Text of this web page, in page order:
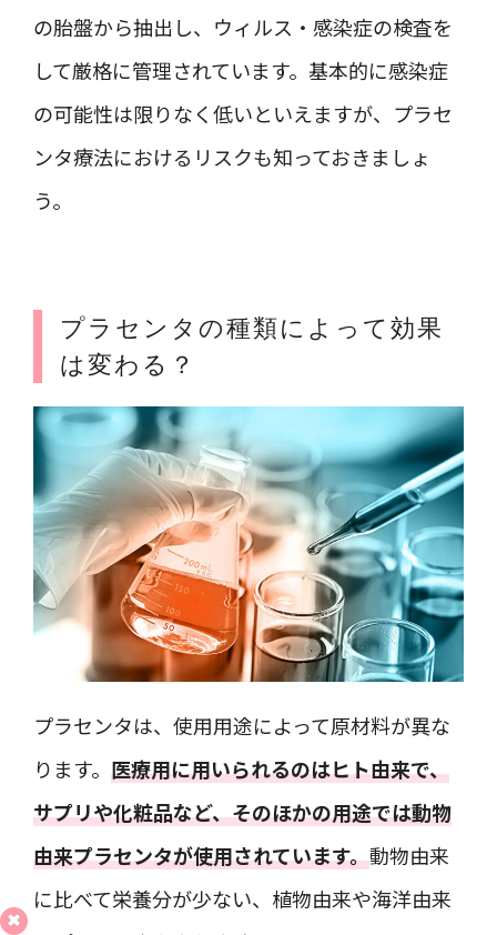
の胎盤から抽出し、ウィルス・感染症の検査を
して厳格に管理されています。基本的に感染症
の可能性は限りなく低いといえますが、プラセ
ンタ療法におけるリスクも知っておきましょ
う。
プラセンタの種類によって効果
は変わる？
プラセンタは、使用用途によって原材料が異な
ります。 医療用に用いられるのはヒト由来で、
サプリや化粧品など、そのほかの用途では動物
由来プラセンタが使用されています。動物由来
に比べて栄養分が少ない、植物由来や海洋由来